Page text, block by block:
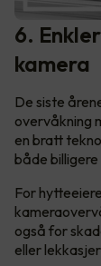
6.
kamera
De siste
overvåkning
en bratt
både
For
også for
eller